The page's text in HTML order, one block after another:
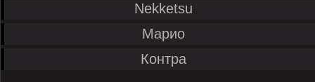
Nekketsu
Марио
Контра